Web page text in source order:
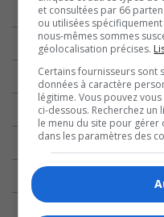
et consultées par 66
ou utilisées
nous-mêmes sommes
géolocalisation précises.
Certains fournisseurs sont
données à caractère
légitime. Vous pouvez
ci-dessous. Recherchez
le menu du site pour
dans les paramètres des